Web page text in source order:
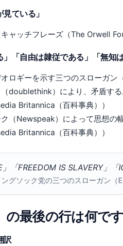
見ている」
ャッチフレーズ（The Orwell
」「自由は隷従である」「無知
ロギーを示す三つのスローガ
doublethink）により、矛盾す
Britannica（百科事典））
（Newspeak）によって思想の
Britannica（百科事典））
」「FREEDOM IS SLAVERY」
ングソック党の三つのスローガン
の最後の行は何で
訳